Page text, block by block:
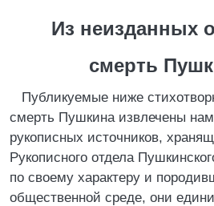
Из неизданных
смерть
Публикуемые ниже
смерть Пушкина извлечены
рукописных источников,
Рукописного отдела
по своему характеру и
общественной среде, они